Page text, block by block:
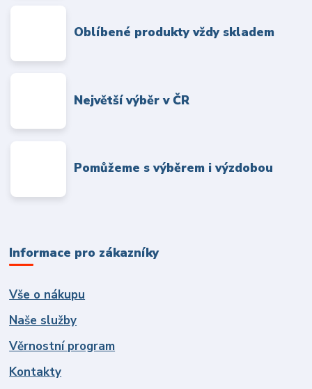
Oblíbené produkty vždy skladem
Největší výběr v ČR
Pomůžeme s výběrem i výzdobou
Informace pro zákazníky
Vše o nákupu
Naše služby
Věrnostní program
Kontakty